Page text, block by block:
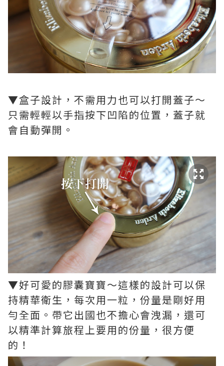
▼盒子設計，不需用力也可以打開蓋子～
只需輕輕以手指按下凹陷的位置，蓋子就
會自動彈開。
▼好可愛的膠囊寶寶～這樣的設計可以保
持精華衛生，每次用一粒，份量是剛好用
勻全面。帶它出國也不擔心會洩漏，還可
以精準計算旅程上要用的份量，很方便
的！